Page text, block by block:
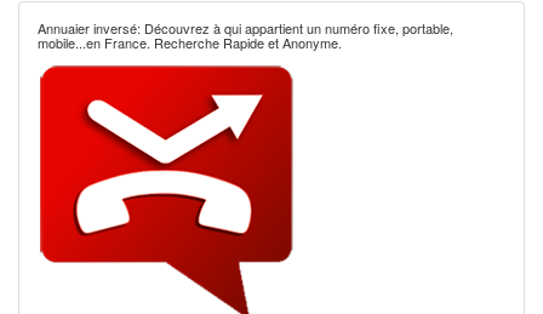
Annuaier inversé: Découvrez à qui appartient un numéro fixe, portable,
mobile...en France. Recherche Rapide et Anonyme.